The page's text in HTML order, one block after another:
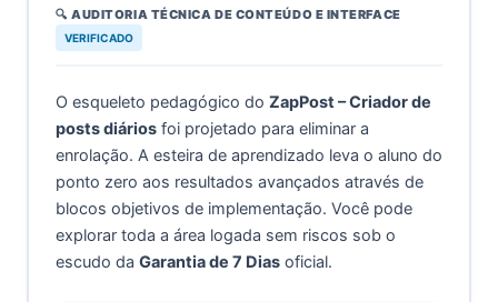
🔍 AUDITORIA TÉCNICA DE CONTEÚDO E INTERFACE
VERIFICADO
O esqueleto pedagógico do ZapPost – Criador de
posts diários foi projetado para eliminar a
enrolação. A esteira de aprendizado leva o aluno do
ponto zero aos resultados avançados através de
blocos objetivos de implementação. Você pode
explorar toda a área logada sem riscos sob o
escudo da Garantia de 7 Dias oficial.